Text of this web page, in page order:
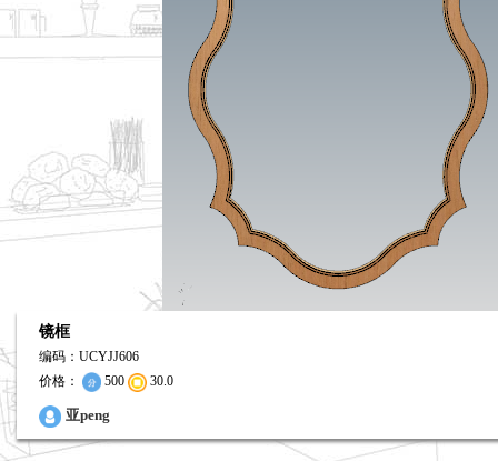
镜框
编码：UCYJJ606
价格：
500 30.0
亚peng